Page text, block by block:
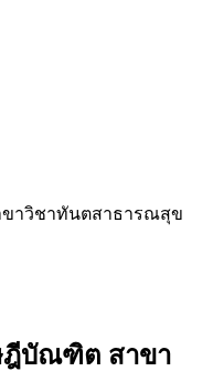
าวิชาทันตสาธารณสุข
ฎีบัณฑิต สาขา